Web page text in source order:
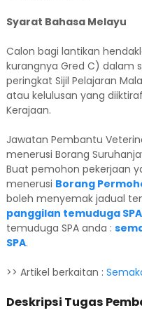
Syarat Bahasa Melayu
Calon bagi lantikan
kurangnya Gred C) dalam
peringkat Sijil Pelajaran
atau kelulusan yang
Kerajaan.
Jawatan Pembantu
menerusi Borang
Buat pemohon pekerjaan
menerusi Borang
boleh menyemak jadual
panggilan temuduga SPA
temuduga SPA anda :
SPA.
>> Artikel berkaitan :
Deskripsi Tugas